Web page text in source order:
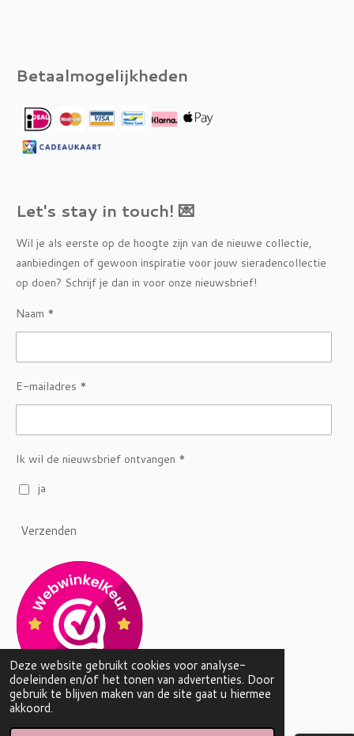
Deze website gebruikt cookies voor analyse-
doeleinden en/of het tonen van advertenties. Door
gebruik te blijven maken van de site gaat u hiermee
akkoord.
Betaalmogelijkheden
Let's stay in touch! 💌
Wil je als eerste op de hoogte zijn van de nieuwe collectie,
aanbiedingen of gewoon inspiratie voor jouw sieradencollectie
op doen? Schrijf je dan in voor onze nieuwsbrief!
Naam *
E-mailadres *
Ik wil de nieuwsbrief ontvangen *
ja
Verzenden
© 2023 - 2026 By Linnn Jewelry